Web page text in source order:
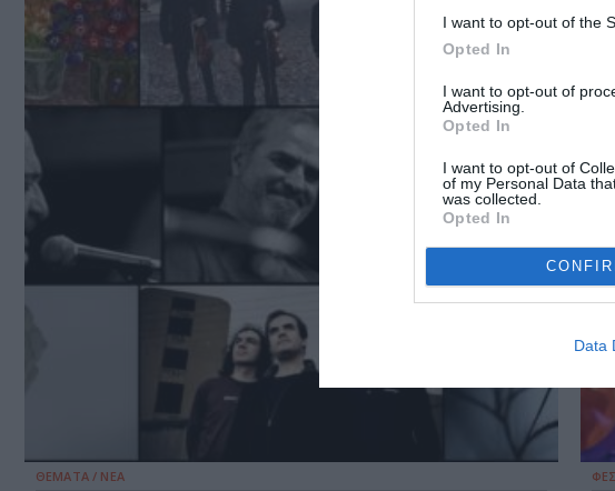
I want to opt-out of the
Opted In
I want to opt-out of
Advertising.
Opted In
I want to opt-out of
of my Personal Data
was collected.
Opted In
Data
ΘΕΜΑΤΑ / ΝΕΑ